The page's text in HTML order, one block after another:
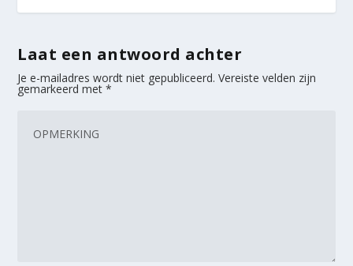
Laat een antwoord achter
Je e-mailadres wordt niet gepubliceerd. Vereiste velden zijn
gemarkeerd met*